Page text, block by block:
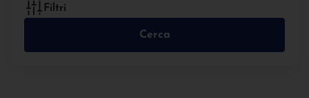
Filtri
Cerca